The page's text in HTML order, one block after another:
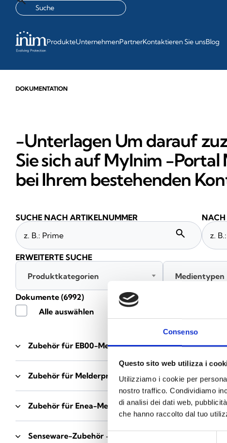
Consenso
Questo sito web utilizza i
Utilizziamo i cookie per
nostro traffico. Condividiamo
di analisi dei dati web,
che hanno raccolto dal tuo
Selezione
ProdukteUnternehmenPartnerKontaktieren Sie unsBlog
DOKUMENTATION
-Unterlagen Um darauf
Sie sich auf MyInim -Portal
bei Ihrem bestehenden
Zubehör für EB00-Meldersockel - Materialien(47)
Zubehör für Melderprüfgeräte - Materialien(6)
Zubehör für Enea-Melder - Materialien(35)
Senseware-Zubehör - Materialien
Dokumente (6992)
Alle auswählen
SUCHE NACH ARTIKELNUMMER
search
NACH
ERWEITERTE SUCHE
Produktkategorien
Medientypen